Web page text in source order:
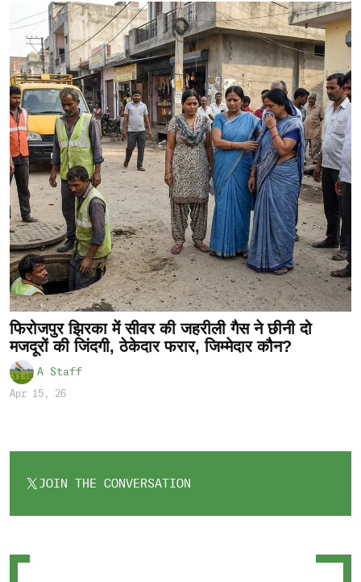
फिरोजपुर झिरका में सीवर की जहरीली गैस ने छीनी दो
मजदूरों की जिंदगी, ठेकेदार फरार, जिम्मेदार कौन?
A Staff
Apr 15, 26
JOIN THE CONVERSATION
OPENS